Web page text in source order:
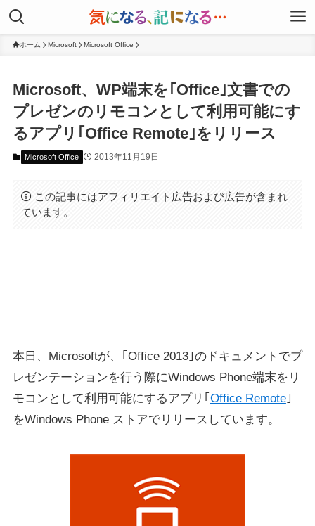
ホーム Microsoft Microsoft Office
Microsoft、WP端末を｢Office｣文書での
プレゼンのリモコンとして利用可能にす
るアプリ｢Office Remote｣をリリース
Microsoft Office 2013年11月19日
この記事にはアフィリエイト広告および広告が含まれ
ています。
本日、Microsoftが、｢Office 2013｣のドキュメントでプ
レゼンテーションを行う際にWindows Phone端末をリ
モコンとして利用可能にするアプリ｢ Office Remote｣
をWindows Phone ストアでリリースしています。